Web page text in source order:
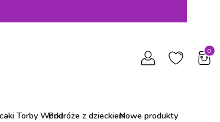
Torby WorkiPodróże z dzieckiemNowe produkty